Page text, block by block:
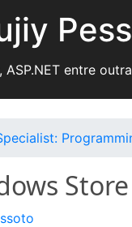
ASP.NET entre
Store